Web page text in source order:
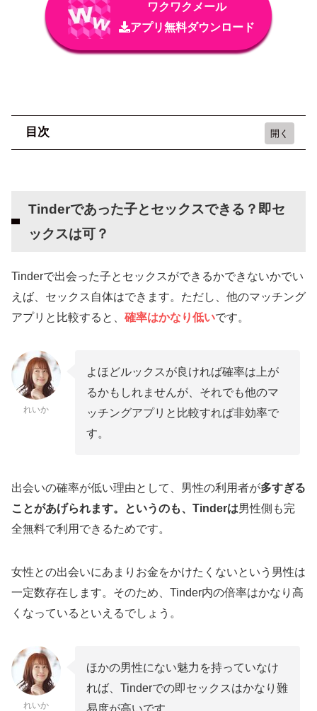
ワクワクメール
アプリ無料ダウンロード
目次
当日にお持ち帰りしてセックスするなら、マッ
チングアプリ選びが超重要
ッチングアプリ
ワクワクメール
セックス目的でTinderをおすすめしない理由
目的がいろんな男女がおり、セックス目的が少ない
（やりまんがいない）
した私の体験談
ワクワクメールでヤレるコツ【Tinderではでき
アプリ内の掲示板をうまく活用しよう！
チャットで程よいエロトークをする
やるまでの流れを事前に決める
セックス目的ならTinderより登録無料のワクワ
クメールを使おう
Tinderであった子とセックスできる？即セ
ックスは可？
Tinderで出会った子とセックスができるかできないかでい
えば、セックス自体はできます。ただし、他のマッチング
アプリと比較すると、 確率はかなり低いです。
れいか
よほどルックスが良ければ確率は上が
るかもしれませんが、それでも他のマ
ッチングアプリと比較すれば非効率で
す。
出会いの確率が低い理由として、男性の利用者が多すぎる
ことがあげられます。というのも、Tinderは男性側も完
全無料で利用できるためです。
女性との出会いにあまりお金をかけたくないという男性は
一定数存在します。そのため、Tinder内の倍率はかなり高
くなっているといえるでしょう。
れいか
ほかの男性にない魅力を持っていなけ
れば、Tinderでの即セックスはかなり難
易度が高いです。